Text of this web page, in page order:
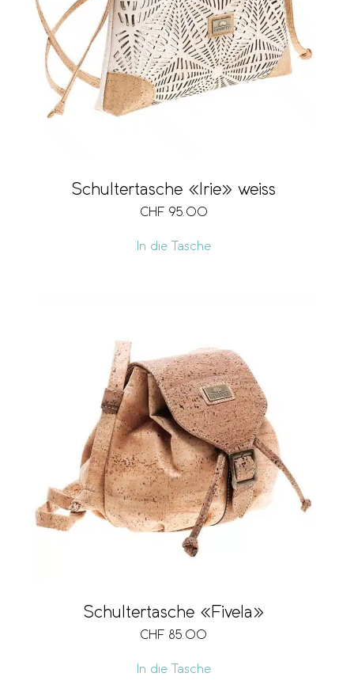
Schultertasche «Irie» weiss
CHF 95.00
In die Tasche
Schultertasche «Fivela»
CHF 85.00
In die Tasche